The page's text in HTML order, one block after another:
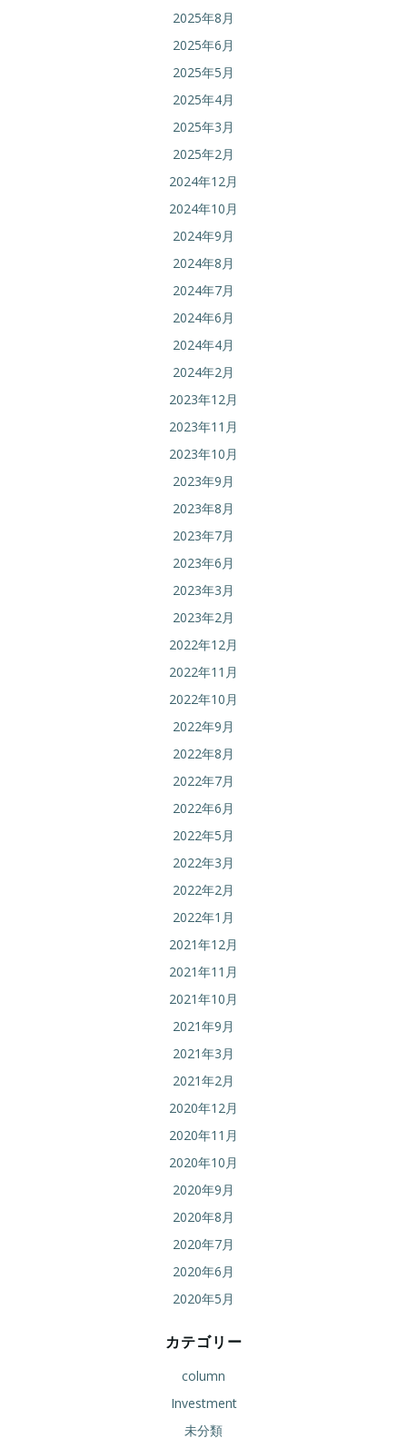
2025年8月
2025年6月
2025年5月
2025年4月
2025年3月
2025年2月
2024年12月
2024年10月
2024年9月
2024年8月
2024年7月
2024年6月
2024年4月
2024年2月
2023年12月
2023年11月
2023年10月
2023年9月
2023年8月
2023年7月
2023年6月
2023年3月
2023年2月
2022年12月
2022年11月
2022年10月
2022年9月
2022年8月
2022年7月
2022年6月
2022年5月
2022年3月
2022年2月
2022年1月
2021年12月
2021年11月
2021年10月
2021年9月
2021年3月
2021年2月
2020年12月
2020年11月
2020年10月
2020年9月
2020年8月
2020年7月
2020年6月
2020年5月
カテゴリー
column
Investment
未分類